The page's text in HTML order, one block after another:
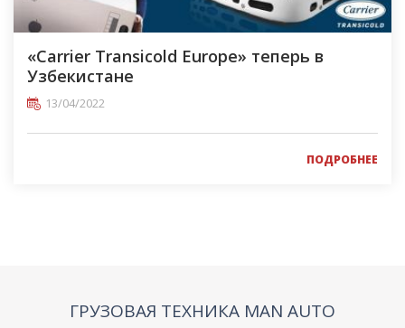
«Carrier Transicold Europe» теперь в
Узбекистане
13/04/2022
ПОДРОБНЕЕ
ГРУЗОВАЯ ТЕХНИКА MAN AUTO